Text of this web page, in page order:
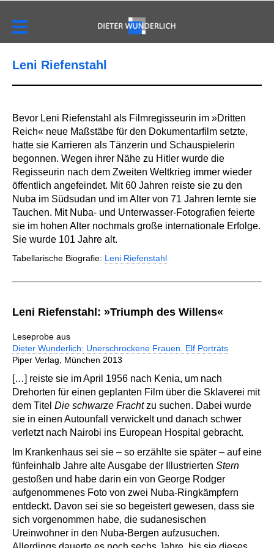
Leni Riefenstahl
Bevor Leni Riefenstahl als Filmregisseurin im »Dritten
Reich« neue Maßstäbe für den Dokumentarfilm setzte,
hatte sie Karrieren als Tänzerin und Schauspielerin
begonnen. Wegen ihrer Nähe zu Hitler wurde die
Regisseurin nach dem Zweiten Weltkrieg immer wieder
öffentlich angefeindet. Mit 60 Jahren reiste sie zu den
Nuba im Südsudan und im Alter von 71 Jahren lernte sie
Tauchen. Mit Nuba- und Unterwasser-Fotografien feierte
sie im hohen Alter nochmals große internationale Erfolge.
Sie wurde 101 Jahre alt.
Tabellarische Biografie: Leni Riefenstahl
Leni Riefenstahl: »Triumph des Willens«
Leseprobe aus
Dieter Wunderlich: Unerschrockene Frauen. Elf Porträts
Piper Verlag, München 2013
[…] reiste sie im April 1956 nach Kenia, um nach
Drehorten für einen geplanten Film über die Sklaverei mit
dem Titel Die schwarze Frachtzu suchen. Dabei wurde
sie in einen Autounfall verwickelt und danach schwer
verletzt nach Nairobi ins European Hospital gebracht.
Im Krankenhaus sei sie – so erzählte sie später – auf eine
fünfeinhalb Jahre alte Ausgabe der Illustrierten Stern
gestoßen und habe darin ein von George Rodger
aufgenommenes Foto von zwei Nuba-Ringkämpfern
entdeckt. Davon sei sie so begeistert gewesen, dass sie
sich vorgenommen habe, die sudanesischen
Ureinwohner in den Nuba-Bergen aufzusuchen.